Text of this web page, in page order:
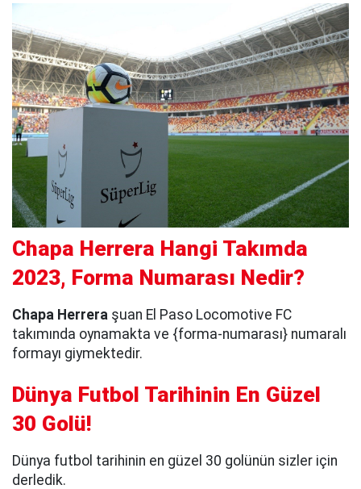
Chapa Herrera Hangi Takımda
2023, Forma Numarası Nedir?
Chapa Herrera şuan El Paso Locomotive FC
takımında oynamakta ve {forma-numarası} numaralı
formayı giymektedir.
Dünya Futbol Tarihinin En Güzel
30 Golü!
Dünya futbol tarihinin en güzel 30 golünün sizler için
derledik.